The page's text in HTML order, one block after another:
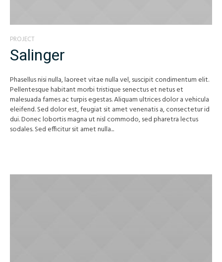
PROJECT
Salinger
Phasellus nisi nulla, laoreet vitae nulla vel, suscipit condimentum elit.
Pellentesque habitant morbi tristique senectus et netus et
malesuada fames ac turpis egestas. Aliquam ultrices dolor a vehicula
eleifend. Sed dolor est, feugiat sit amet venenatis a, consectetur id
dui. Donec lobortis magna ut nisl commodo, sed pharetra lectus
sodales. Sed efficitur sit amet nulla...